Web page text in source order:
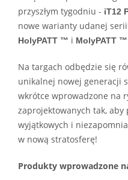
przyszłym tygodniu - iT12
nowe warianty udanej
HolyPATT ™ i MolyPATT ™
Na targach odbędzie się
unikalnej nowej generacji
wkrótce wprowadzone na
zaprojektowanych tak,
wyjątkowych i
w nową stratosferę!
Produkty wprowadzone